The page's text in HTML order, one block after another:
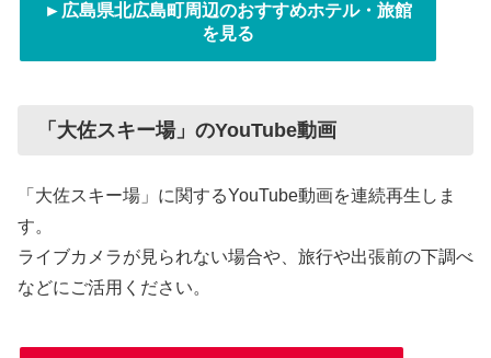
►広島県北広島町周辺のおすすめホテル・旅館
を見る
「大佐スキー場」のYouTube動画
「大佐スキー場」に関するYouTube動画を連続再生しま
す。
ライブカメラが見られない場合や、旅行や出張前の下調べ
などにご活用ください。